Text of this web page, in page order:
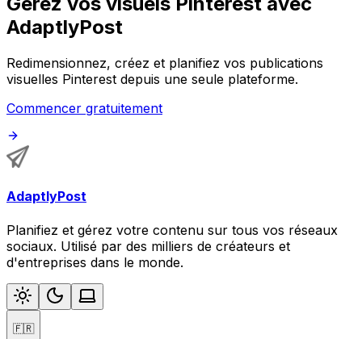
AdaptlyPost
Redimensionnez, créez et planifiez vos publications
visuelles Pinterest depuis une seule plateforme.
Commencer gratuitement
AdaptlyPost
Planifiez et gérez votre contenu sur tous vos réseaux
sociaux. Utilisé par des milliers de créateurs et
d'entreprises dans le monde.
🇫🇷